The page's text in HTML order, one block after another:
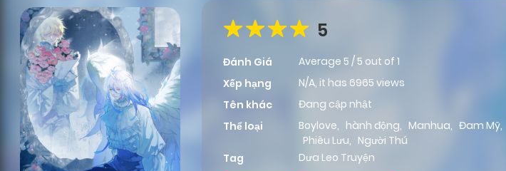
5
Đánh Giá Average 5 / 5 out of 1
Xếp hạng
N/A, it has 6965 views
Tên khác
Đang cập nhật
Thể loại
Boylove, hành động, Manhua, Đam Mỹ,
Phiêu Lưu, Người Thú
Tag
Dưa Leo Truyện